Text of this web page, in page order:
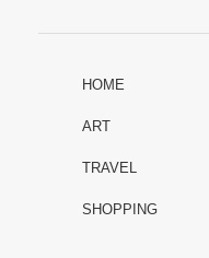
HOME
ART
TRAVEL
SHOPPING